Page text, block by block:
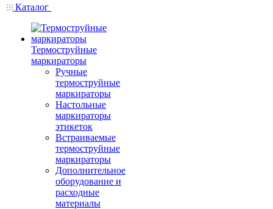
Каталог
Термоструйные
маркираторы
Ручные
термоструйные
маркираторы
Настольные
маркираторы
этикеток
Встраиваемые
термоструйные
маркираторы
Дополнительное
оборудование и
расходные
материалы